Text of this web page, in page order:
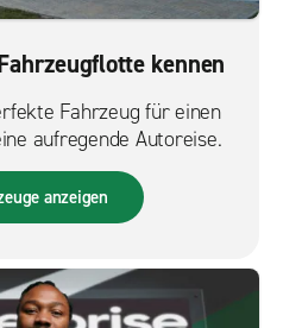
kennen
Fahrzeug für einen
aufregende Autoreise.
anzeigen